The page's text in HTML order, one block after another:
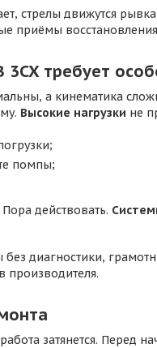
стрелы движутся
приёмы
3CX требует
а кинематика
Высокие нагрузки не
помпы;
действовать.
диагностики,
производителя.
затянется. Перед